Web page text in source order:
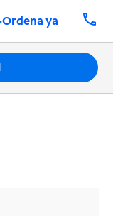
Ordena ya call